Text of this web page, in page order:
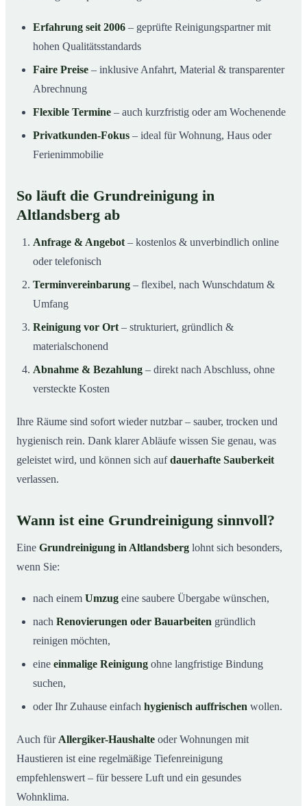
Erfahrung seit 2006 – geprüfte Reinigungspartner mit
hohen Qualitätsstandards
Faire Preise – inklusive Anfahrt, Material & transparenter
Abrechnung
Flexible Termine – auch kurzfristig oder am Wochenende
Privatkunden-Fokus – ideal für Wohnung, Haus oder
Ferienimmobilie
So läuft die Grundreinigung in
Altlandsberg ab
Anfrage & Angebot – kostenlos & unverbindlich online
oder telefonisch
Terminvereinbarung – flexibel, nach Wunschdatum &
Umfang
Reinigung vor Ort – strukturiert, gründlich &
materialschonend
Abnahme & Bezahlung – direkt nach Abschluss, ohne
versteckte Kosten
Ihre Räume sind sofort wieder nutzbar – sauber, trocken und
hygienisch rein. Dank klarer Abläufe wissen Sie genau, was
geleistet wird, und können sich aufdauerhafte Sauberkeit
verlassen.
Wann ist eine Grundreinigung sinnvoll?
Eine Grundreinigung in Altlandsberg lohnt sich besonders,
wenn Sie:
nach einem Umzug eine saubere Übergabe wünschen,
nach Renovierungen oder Bauarbeiten gründlich
reinigen möchten,
eine einmalige Reinigung ohne langfristige Bindung
suchen,
oder Ihr Zuhause einfach hygienisch auffrischen wollen.
Auch für Allergiker-Haushalte oder Wohnungen mit
Haustieren ist eine regelmäßige Tiefenreinigung
empfehlenswert – für bessere Luft und ein gesundes
Wohnklima.